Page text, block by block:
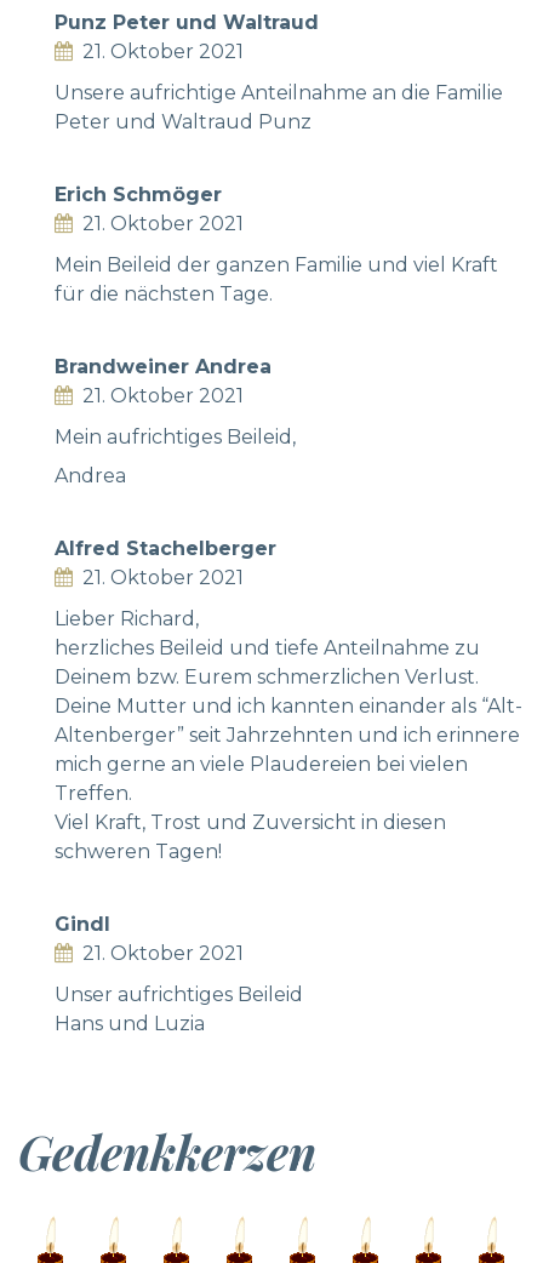
Punz Peter und Waltraud
21. Oktober 2021
Unsere aufrichtige Anteilnahme an die Familie
Peter und Waltraud Punz
Erich Schmöger
21. Oktober 2021
Mein Beileid der ganzen Familie und viel Kraft
für die nächsten Tage.
Brandweiner Andrea
21. Oktober 2021
Mein aufrichtiges Beileid,
Andrea
Alfred Stachelberger
21. Oktober 2021
Lieber Richard,
herzliches Beileid und tiefe Anteilnahme zu
Deinem bzw. Eurem schmerzlichen Verlust.
Deine Mutter und ich kannten einander als “Alt-
Altenberger” seit Jahrzehnten und ich erinnere
mich gerne an viele Plaudereien bei vielen
Treffen.
Viel Kraft, Trost und Zuversicht in diesen
schweren Tagen!
Gindl
21. Oktober 2021
Unser aufrichtiges Beileid
Hans und Luzia
Gedenkkerzen